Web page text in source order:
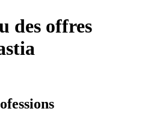
des offres